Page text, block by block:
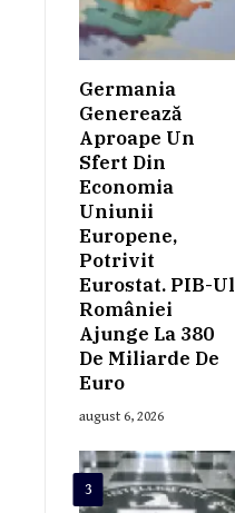
Germania
Generează
Aproape Un
Sfert Din
Economia
Uniunii
Europene,
Potrivit
Eurostat. PIB-Ul
României
Ajunge La 380
De Miliarde De
Euro
august 6, 2026
3